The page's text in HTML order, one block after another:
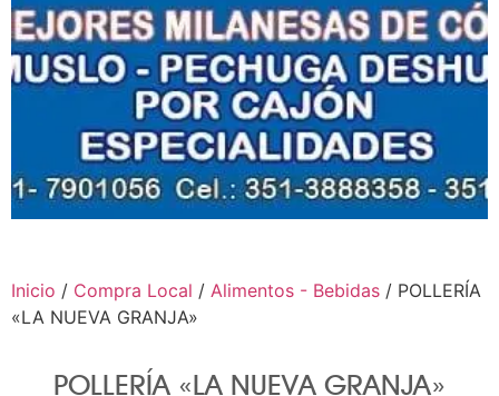
Inicio / Compra Local / Alimentos - Bebidas / POLLERÍA
«LA NUEVA GRANJA»
POLLERÍA «LA NUEVA GRANJA»